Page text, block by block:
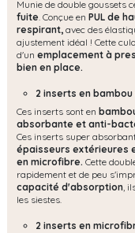
Munie de double goussets
fuite. Conçue en PUL de
respirant, avec des
ajustement idéal ! Cette
d'un emplacement à
bien en place.
2 inserts en
Ces inserts sont en
absorbante et anti-
Ces inserts super
épaisseurs extérieures
en microfibre. Cette
rapidement et de peu
capacité d'absorption,
les siestes.
2 inserts en